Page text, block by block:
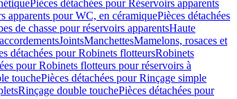
Pièces détachées pour Réservoirs apparents
apparents pour WC, en céramiquePièces détachées
de chasse pour réservoirs apparentsHaute
JointsManchettesMamelons, rosaces et
détachées pour Robinets flotteursRobinets
pour Robinets flotteurs pour réservoirs à
touchePièces détachées pour Rinçage simple
Rinçage double touchePièces détachées pour